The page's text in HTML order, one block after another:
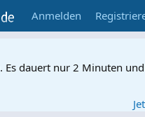
Anmelden
. Es dauert nur 2 Minuten